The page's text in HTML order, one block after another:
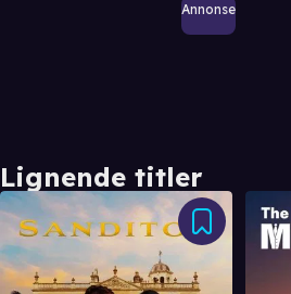
Annonse
Lignende titler